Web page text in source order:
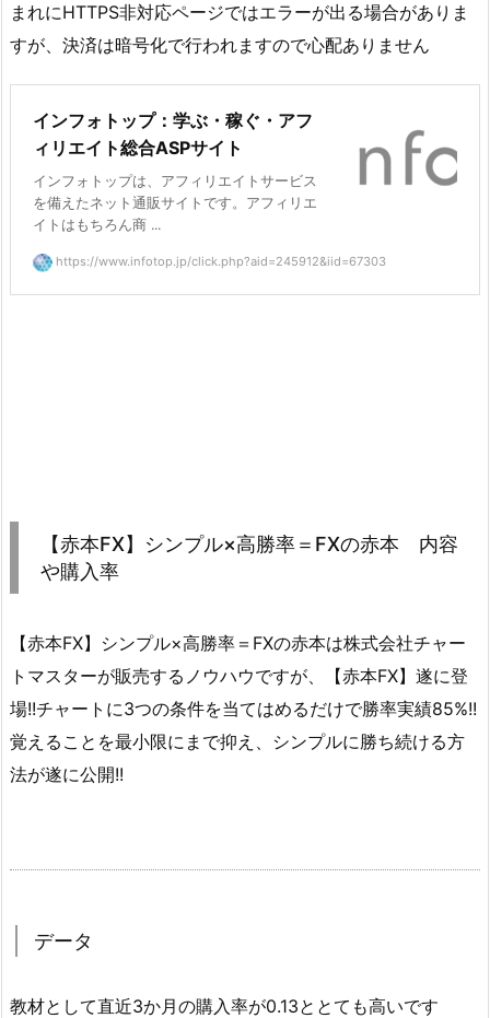
まれにHTTPS非対応ページではエラーが出る場合がありま
すが、決済は暗号化で行われますので心配ありません
インフォトップ：学ぶ・稼ぐ・アフ
ィリエイト総合ASPサイト
インフォトップは、アフィリエイトサービス
を備えたネット通販サイトです。アフィリエ
イトはもちろん商 ...
https://www.infotop.jp/click.php?aid=245912&iid=67303
【赤本FX】シンプル×高勝率＝FXの赤本 内容
や購入率
【赤本FX】シンプル×高勝率＝FXの赤本は株式会社チャー
トマスターが販売するノウハウですが、【赤本FX】遂に登
場!!チャートに3つの条件を当てはめるだけで勝率実績85%!!
覚えることを最小限にまで抑え、シンプルに勝ち続ける方
法が遂に公開!!
データ
教材として直近3か月の購入率が0.13ととても高いです